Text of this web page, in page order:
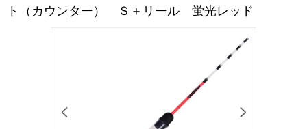
ト（カウンター） Ｓ＋リール 蛍光レッド